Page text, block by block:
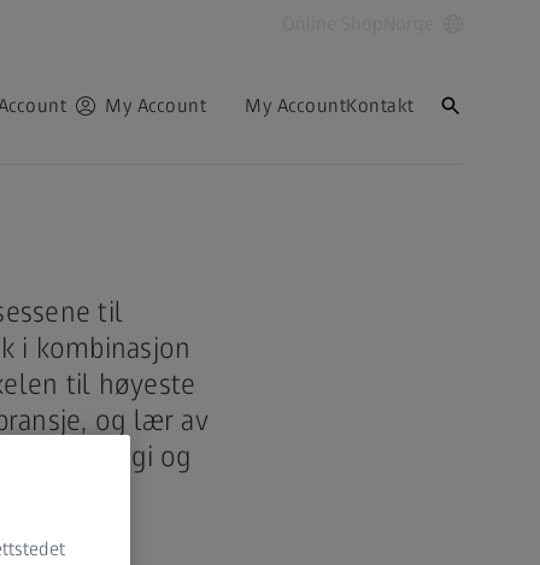
My Account My AccountKontakt
til
i kombinasjon
til høyeste
og lær av
teknologi og